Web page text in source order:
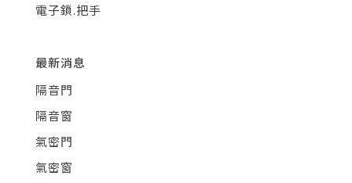
電子鎖.把手
最新消息
隔音門
隔音窗
氣密門
氣密窗